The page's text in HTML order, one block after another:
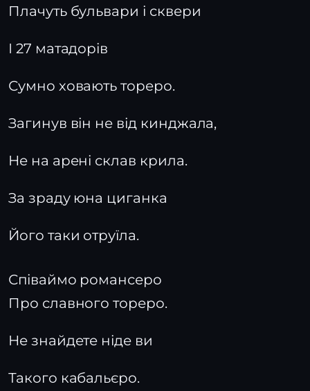
Плачуть бульвари і сквери
І 27 матадорів
Сумно ховають тореро.
Загинув він не від кинджала,
Не на арені склав крила.
За зраду юна циганка
Його таки отруїла.
Співаймо романсеро
Про славного тореро.
Не знайдете ніде ви
Такого кабальєро.